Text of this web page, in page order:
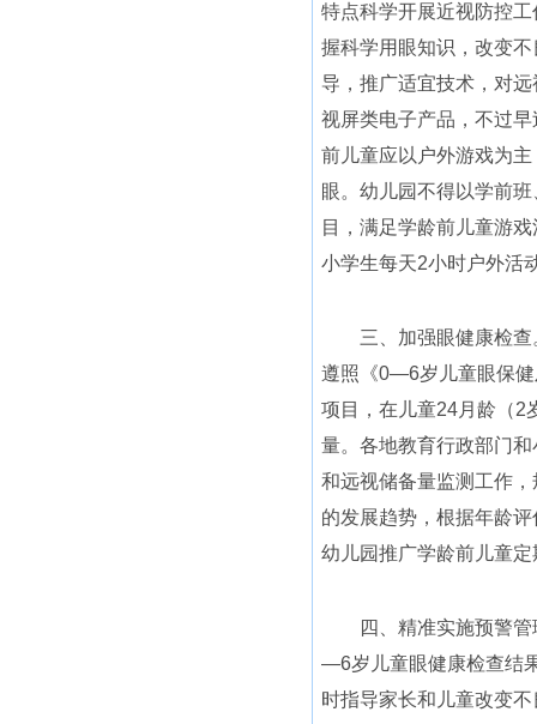
特点科学开展近视防控
握科学用眼知识，改变
导，推广适宜技术，对
视屏类电子产品，不过
前儿童应以户外游戏为
眼。幼儿园不得以学前
目，满足学龄前儿童游
小学生每天2小时户外活
三、加强眼健康检查
遵照《0—6岁儿童眼保
项目，在儿童24月龄（2
量。各地教育行政部门
和远视储备量监测工作
的发展趋势，根据年龄
幼儿园推广学龄前儿童
四、精准实施预警管
—6岁儿童眼健康检查结
时指导家长和儿童改变